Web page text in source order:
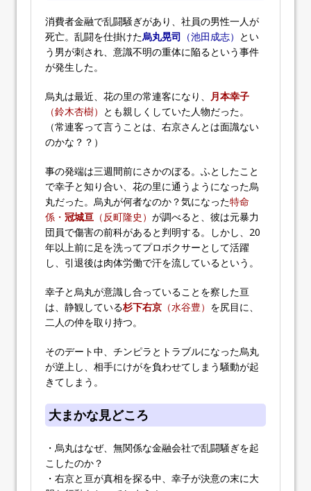
消費者金融で乱闘騒ぎがあり、社員の男性一人が
死亡。乱闘を仕掛けた烏丸晃司 （池田成志） とい
う男が刺され、意識不明の重体に陥るという事件
が発生した。
烏丸は最近、花の里の常連客になり、
月本幸子
（鈴木杏樹） とも親しくしていた人物だった。
（常連客って言うことは、右京さんとは面識ない
のかな？？）
事の発端は三週間前にさかのぼる。ふとしたこと
で幸子と知り合い、花の里に通うようになった烏
丸だった。烏丸が何者なのか？気になった特命
係・ 冠城亘 （反町隆史） が調べると、彼は元暴力
団員で傷害の前科があると判明する。しかし、20
年以上前に足を洗ってプロボクサーとして活躍
し、引退後は肉体労働で汗を流しているという。
幸子と烏丸が意識し合っていることを察した亘
は、静観している杉下右京 （水谷豊） を尻目に、
二人の仲を取り持つ。
そのデート中、チンピラとトラブルになった烏丸
が逆上し、相手にけがを負わせてしまう騒動が起
きてしまう。
大まかな見どころ
・烏丸はなぜ、無関係な金融会社で乱闘騒ぎを起
こしたのか？
・右京と亘が真相を探る中、幸子が決意の末に大